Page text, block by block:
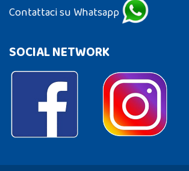
Contattaci su Whatsapp
SOCIAL NETWORK